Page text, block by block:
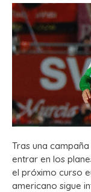
Tras una
entrar en los
el próximo curso
americano sigue